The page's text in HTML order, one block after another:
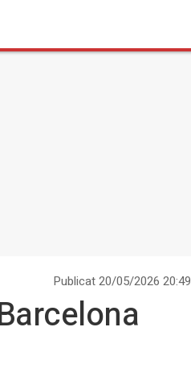
Publicat 20/05/2026 20:49